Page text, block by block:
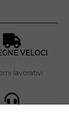
VELOCI
lavorativi